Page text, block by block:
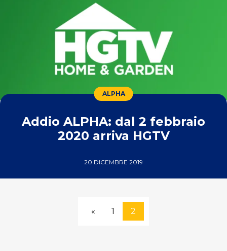
ALPHA
Addio ALPHA: dal 2 febbraio
2020 arriva HGTV
20 DICEMBRE 2019
« 1 2